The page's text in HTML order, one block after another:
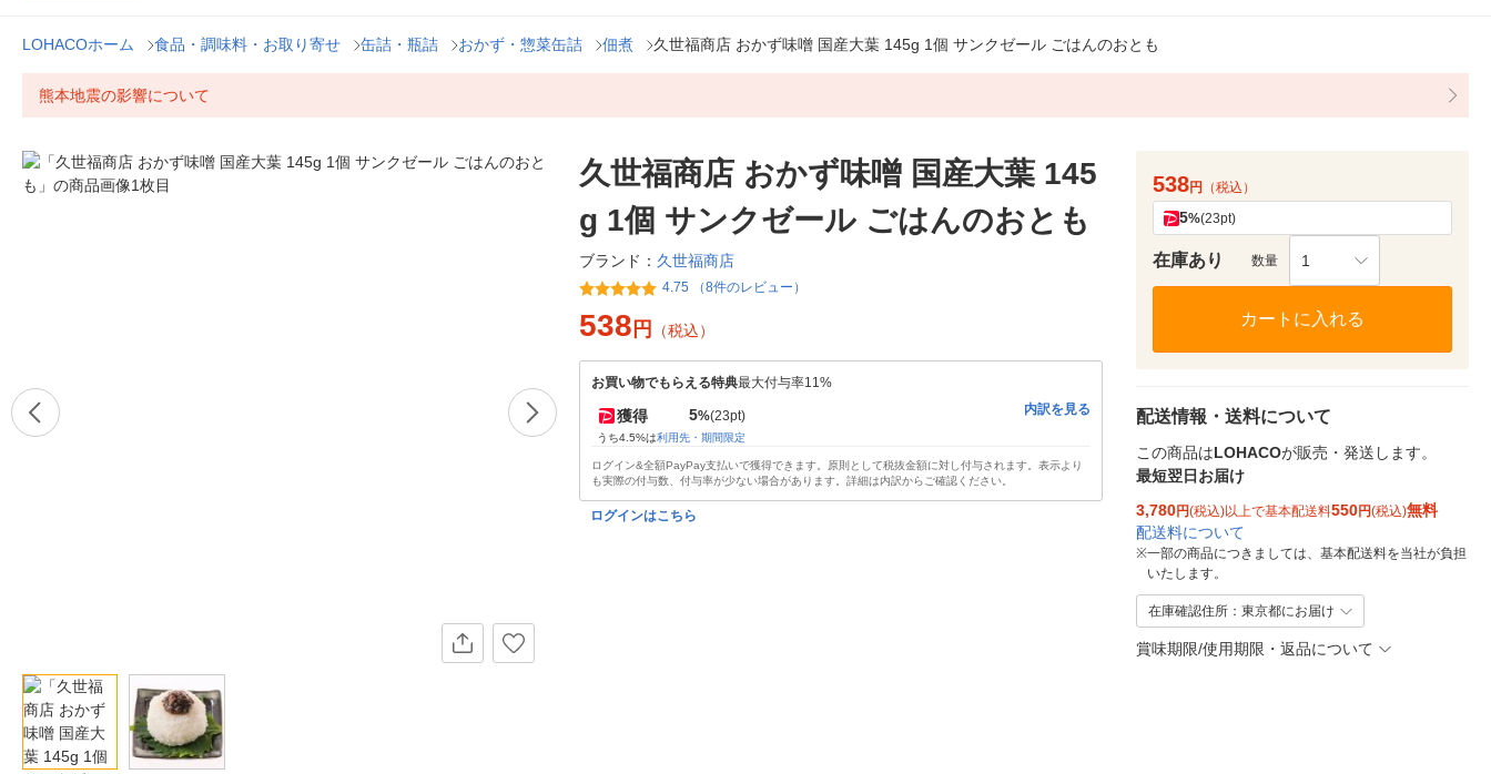
LOHACOホーム 食品・調味料・お取り寄せ 缶詰・瓶詰 おかず・惣菜缶詰 佃煮 久世福商店 おかず味噌 国産大葉 145g 1個 サンクゼール ごはんのおとも
熊本地震の影響について
久世福商店 おかず味噌 国産大葉 145
g 1個 サンクゼール ごはんのおとも
ブランド： 久世福商店
4.75 （8件のレビュー）
538 円 （税込）
お買い物でもらえる特典最大付与率11%
獲得 5%(23pt)
うち4.5%は利用先・期間限定
内訳を見る
ログイン&全額PayPay支払いで獲得できます。原則として税抜金額に対し付与されます。表示より
も実際の付与数、付与率が少ない場合があります。詳細は内訳からご確認ください。
ログインはこちら
538円 （税込）
5%(23pt)
在庫あり 数量 1
カートに入れる
配送情報・送料について
この商品はLOHACOが販売・発送します。
最短翌日お届け
3,780円(税込)以上で基本配送料550円(税込)無料
配送料について
※一部の商品につきましては、基本配送料を当社が負担
いたします。
在庫確認住所：東京都にお届け
賞味期限/使用期限・返品について